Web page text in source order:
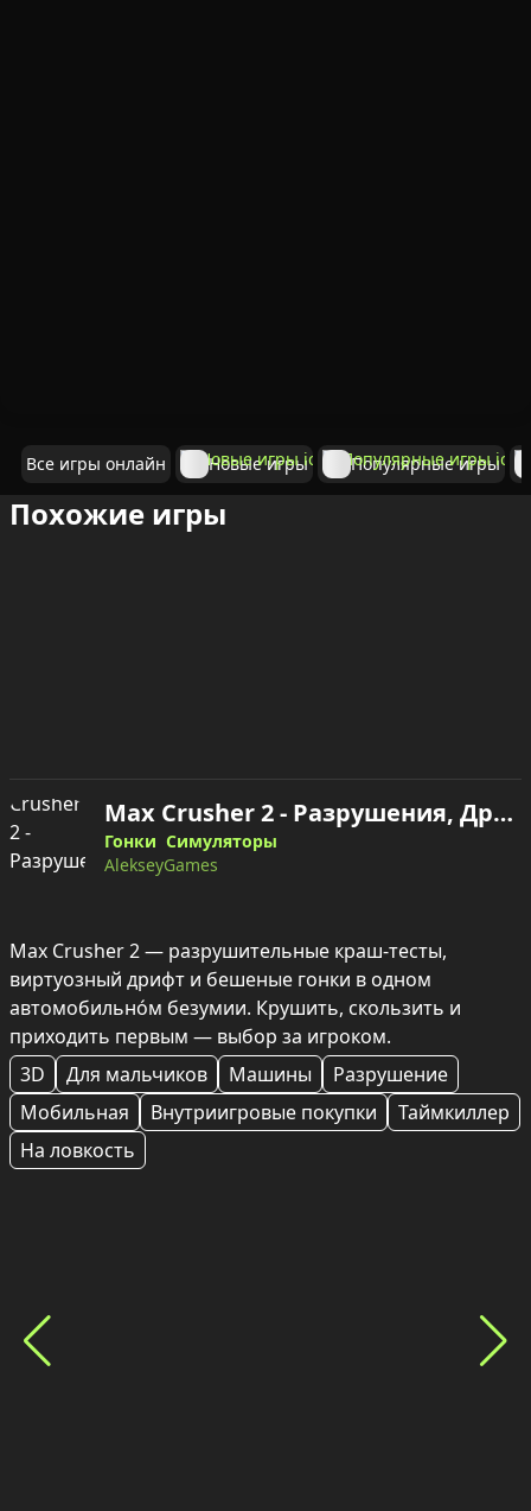
Все игры онлайн Новые игры Популярные игры
Похожие игры
Max Crusher 2 - Разрушения, Дрифт и Гонки! — играть онлайн
Гонки Симуляторы
AlekseyGames
Max Crusher 2 — разрушительные краш‑тесты,
виртуозный дрифт и бешеные гонки в одном
автомобильно́м безумии. Крушить, скользить и
приходить первым — выбор за игроком.
3D
Для мальчиков Машины
Разрушение
Мобильная
Внутриигровые покупки
Таймкиллер
На ловкость